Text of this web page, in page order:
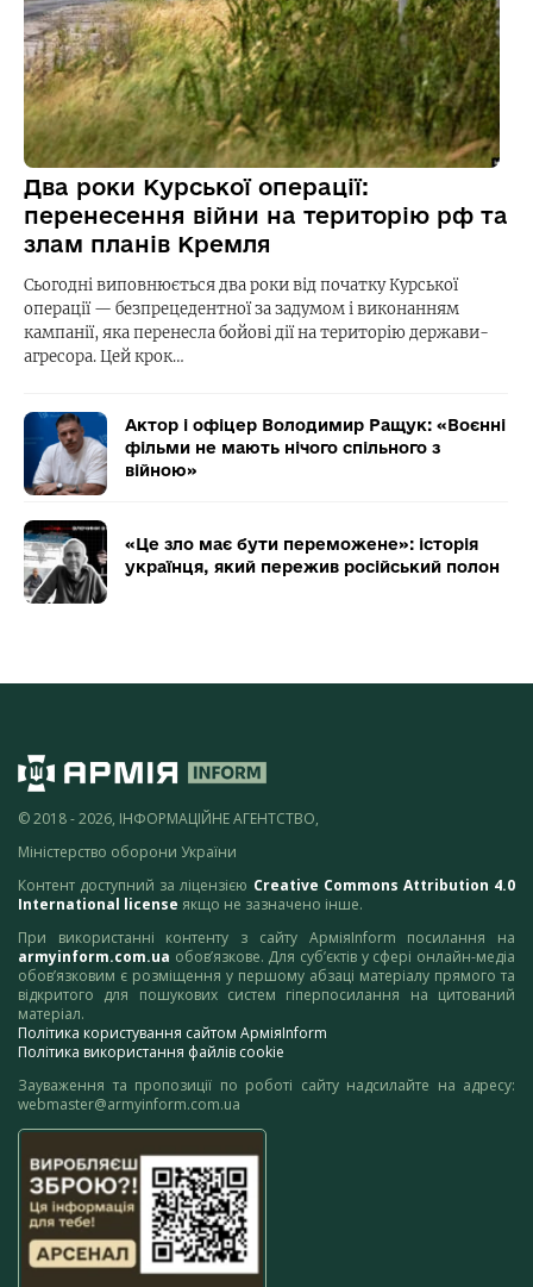
Два роки Курської операції:
перенесення війни на територію рф та
злам планів Кремля
Сьогодні виповнюється два роки від початку Курської
операції — безпрецедентної за задумом і виконанням
кампанії, яка перенесла бойові дії на територію держави-
агресора. Цей крок…
Актор і офіцер Володимир Ращук: «Воєнні
фільми не мають нічого спільного з
війною»
«Це зло має бути переможене»: історія
українця, який пережив російський полон
© 2018 - 2026, ІНФОРМАЦІЙНЕ АГЕНТСТВО,
Міністерство оборони України
Контент доступний за ліцензією Creative Commons Attribution 4.0
International license якщо не зазначено інше.
При використанні контенту з сайту АрміяInform посилання на
armyinform.com.ua обов’язкове. Для суб’єктів у сфері онлайн-медіа
обов’язковим є розміщення у першому абзаці матеріалу прямого та
відкритого для пошукових систем гіперпосилання на цитований
матеріал.
Політика користування сайтом АрміяInform
Політика використання файлів cookie
Зауваження та пропозиції по роботі сайту надсилайте на адресу:
webmaster@armyinform.com.ua